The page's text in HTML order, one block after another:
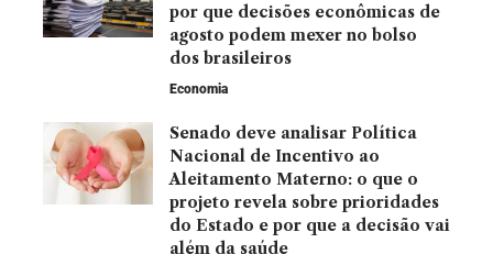
por que decisões econômicas de
agosto podem mexer no bolso
dos brasileiros
Economia
Senado deve analisar Política
Nacional de Incentivo ao
Aleitamento Materno: o que o
projeto revela sobre prioridades
do Estado e por que a decisão vai
além da saúde